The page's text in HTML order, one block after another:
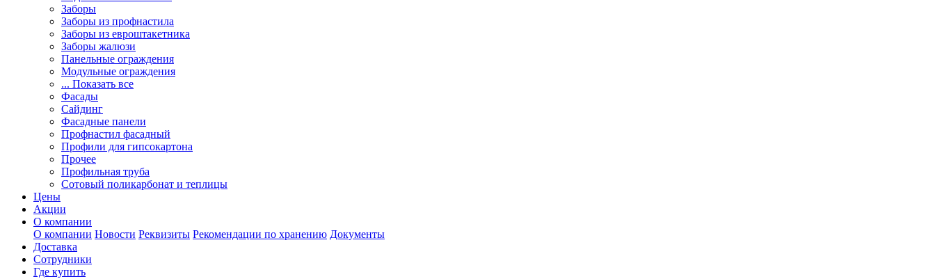
Заборы
Заборы из профнастила
Заборы из евроштакетника
Заборы жалюзи
Панельные ограждения
Модульные ограждения
... Показать все
Фасады
Сайдинг
Фасадные панели
Профнастил фасадный
Профили для гипсокартона
Прочее
Профильная труба
Сотовый поликарбонат и теплицы
Цены
Акции
О компании
О компании Новости Реквизиты Рекомендации по хранению Документы
Доставка
Сотрудники
Где купить